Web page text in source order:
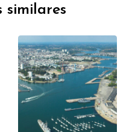
similares